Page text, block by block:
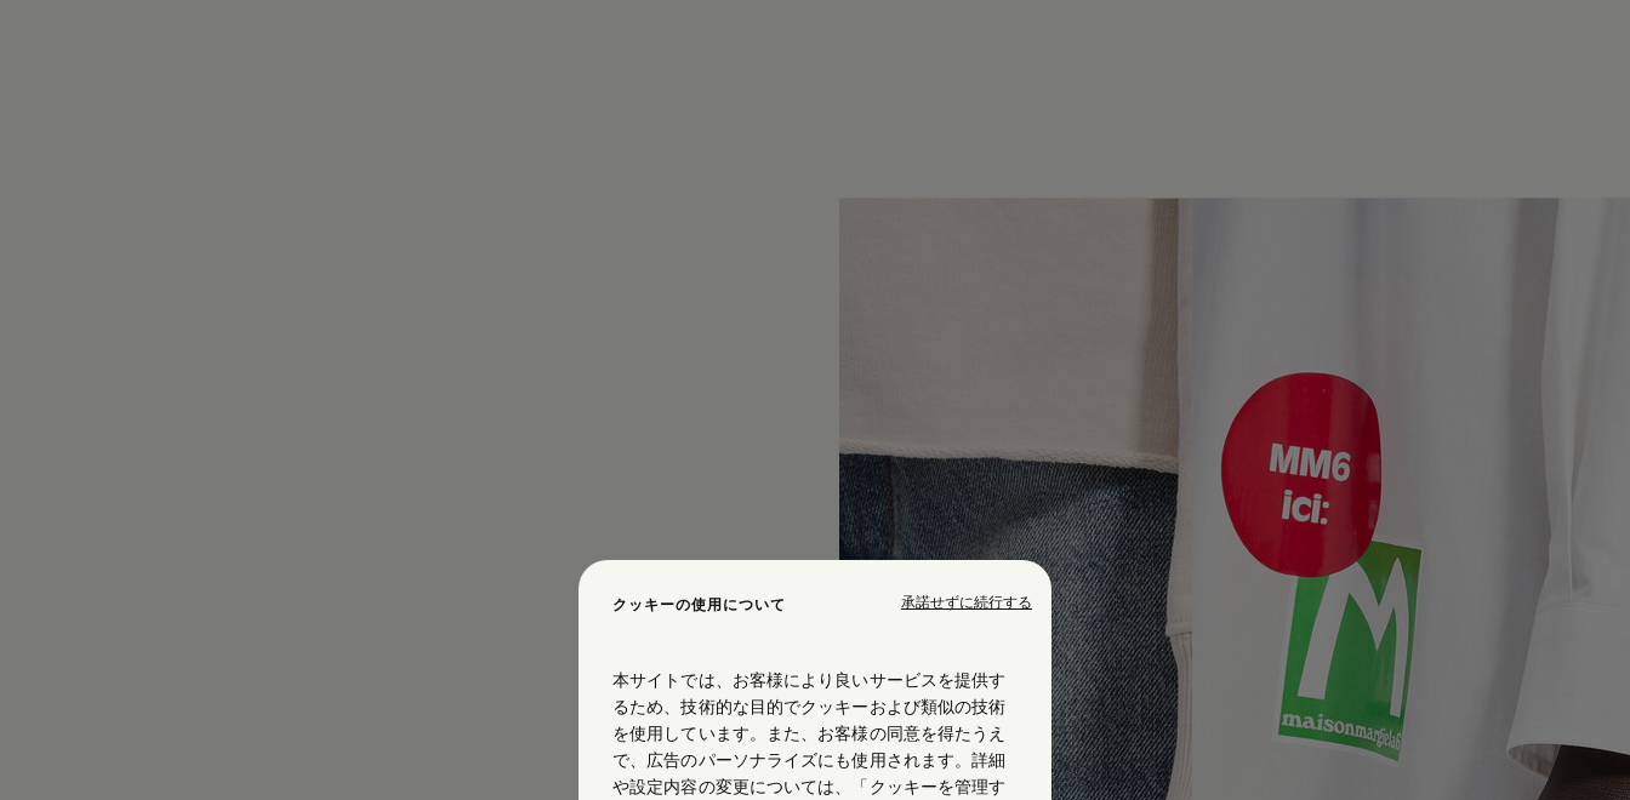
クッキーの使用について 承諾せずに続行する
本サイトでは、お客様により良いサービスを提供す
るため、技術的な目的でクッキーおよび類似の技術
を使用しています。また、お客様の同意を得たうえ
で、広告のパーソナライズにも使用されます。詳細
や設定内容の変更については、「クッキーを管理す